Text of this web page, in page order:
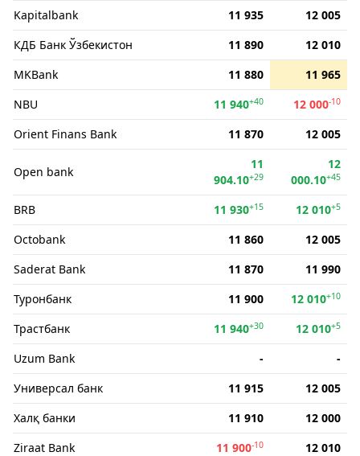
Kapitalbank 11 935
12 005
КДБ Банк Ўзбекистон
11 890
12 010
MKBank
11 880
11 965
NBU
11 940+40 12 000-10
Orient Finans Bank 11 870 12 005
Open bank
11
904.10+29
12
000.10+45
BRB 11 930+15 12 010+5
Octobank 11 860
12 005
Saderat Bank
11 870
11 990
Туронбанк
11 900 12 010+10
Трастбанк 11 940+30 12 010+5
Uzum Bank -
-
Универсал банк
11 915
12 005
Халқ банки
11 910
12 000
Ziraat Bank
11 900-10
12 010